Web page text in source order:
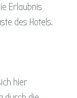
Erlaubnis
des Hotels.
hier